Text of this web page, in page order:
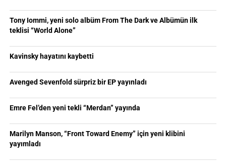
Tony Iommi, yeni solo albüm From The Dark ve Albümün ilk
teklisi “World Alone”
Kavinsky hayatını kaybetti
Avenged Sevenfold sürpriz bir EP yayınladı
Emre Fel’den yeni tekli “Merdan” yayında
Marilyn Manson, “Front Toward Enemy” için yeni klibini
yayımladı